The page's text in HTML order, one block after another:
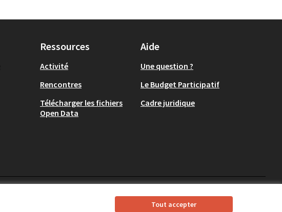
Tout accepter
Ressources
Activité
Rencontres
Télécharger les fichiers
Open Data
Aide
Une question ?
Le Budget Participatif
Cadre juridique
(Lien externe)
(Lien externe)(Lien externe)(Lien externe)